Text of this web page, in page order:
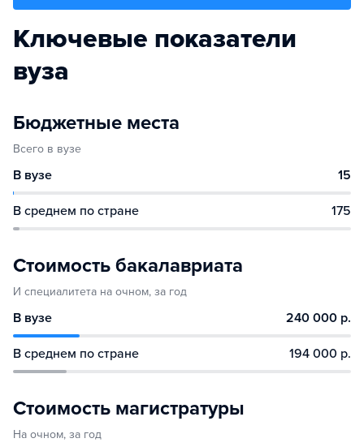
Ключевые показатели
вуза
Бюджетные места
Всего в вузе
В вузе 15
В среднем по стране 175
Стоимость бакалавриата
И специалитета на очном, за год
В вузе 240 000 р.
В среднем по стране 194 000 р.
Стоимость магистратуры
На очном, за год